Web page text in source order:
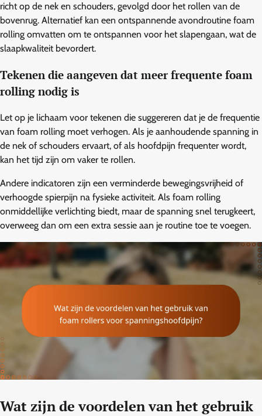
richt op de nek en schouders, gevolgd door het rollen van de
bovenrug. Alternatief kan een ontspannende avondroutine foam
rolling omvatten om te ontspannen voor het slapengaan, wat de
slaapkwaliteit bevordert.
Tekenen die aangeven dat meer frequente foam
rolling nodig is
Let op je lichaam voor tekenen die suggereren dat je de frequentie
van foam rolling moet verhogen. Als je aanhoudende spanning in
de nek of schouders ervaart, of als hoofdpijn frequenter wordt,
kan het tijd zijn om vaker te rollen.
Andere indicatoren zijn een verminderde bewegingsvrijheid of
verhoogde spierpijn na fysieke activiteit. Als foam rolling
onmiddellijke verlichting biedt, maar de spanning snel terugkeert,
overweeg dan om een extra sessie aan je routine toe te voegen.
Wat zijn de voordelen van het gebruik